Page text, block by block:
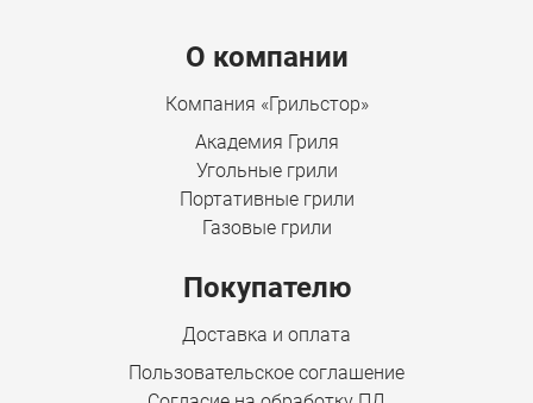
Menu footerО компании
Компания «Грильстор»
Академия Гриля
Угольные грили
Портативные грили
Газовые грили
Покупателю
Доставка и оплата
Пользовательское соглашение